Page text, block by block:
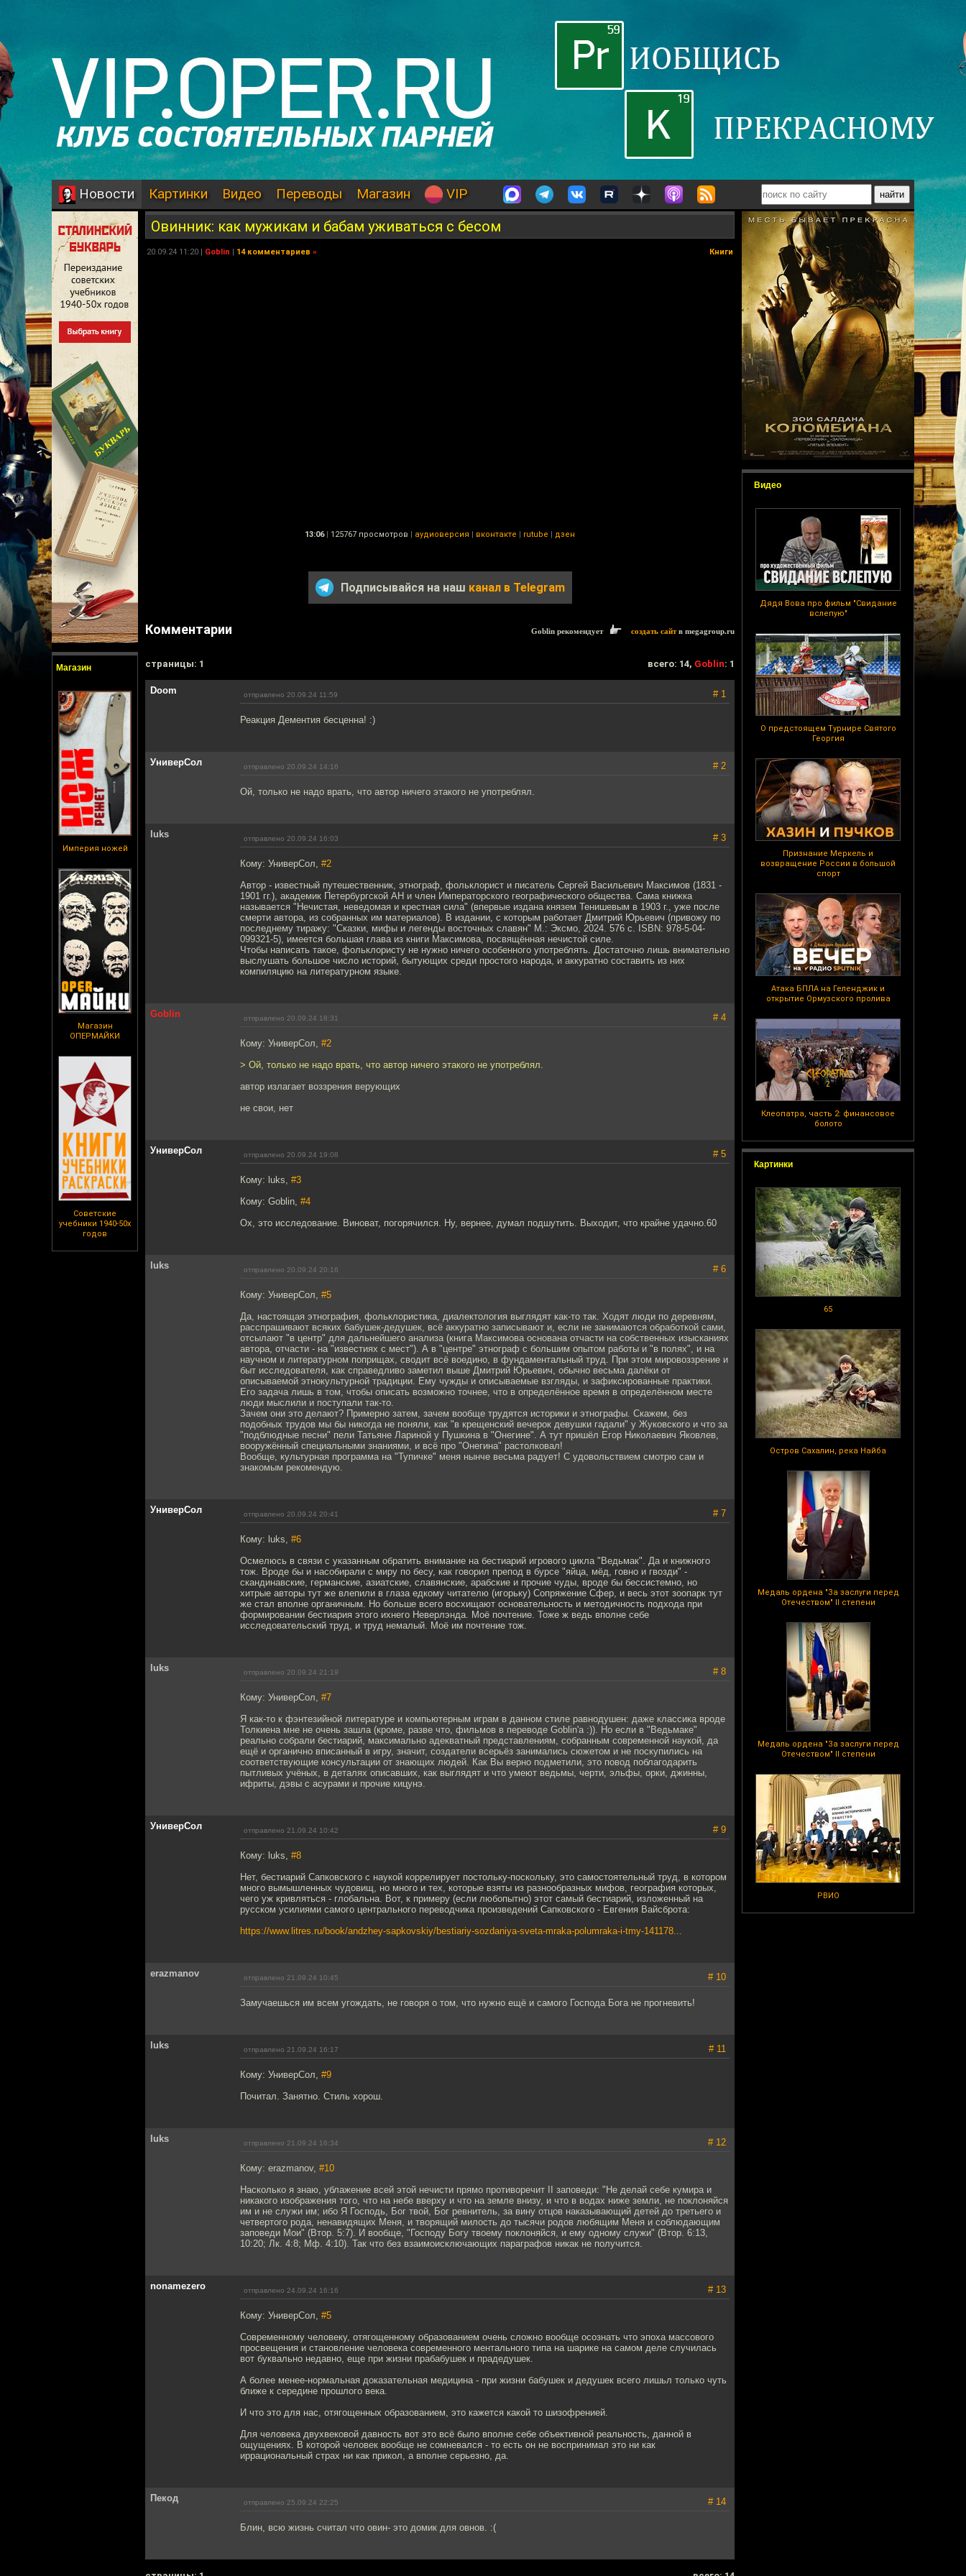
Новости Картинки Видео Переводы Магазин VIP
Магазин
Империя ножей
Магазин
ОПЕРМАЙКИ
Советские
учебники 1940-50х
годов
Видео
Дядя Вова про фильм "Свидание
вслепую"
О предстоящем Турнире Святого
Георгия
Признание Меркель и
возвращение России в большой
спорт
Атака БПЛА на Геленджик и
открытие Ормузского пролива
Клеопатра, часть 2: финансовое
болото
Картинки
65
Остров Сахалин, река Найба
Медаль ордена "За заслуги перед
Отечеством" II степени
Медаль ордена "За заслуги перед
Отечеством" II степени
РВИО
Овинник: как мужикам и бабам уживаться с бесом
20.09.24 11:20 | Goblin | 14 комментариев » Книги
13:06 | 125767 просмотров | аудиоверсия | вконтакте | rutube | дзен
Подписывайся на наш канал в Telegram
Комментарии Goblin рекомендует создать сайтв megagroup.ru
cтраницы: 1 всего: 14, Goblin: 1
Doom отправлено 20.09.24 11:59 # 1
Реакция Дементия бесценна! :)
УниверСол отправлено 20.09.24 14:16 # 2
Ой, только не надо врать, что автор ничего этакого не употреблял.
luks отправлено 20.09.24 16:03 # 3
Кому: УниверСол, #2
Автор - известный путешественник, этнограф, фольклорист и писатель Сергей Васильевич Максимов (1831 -
1901 гг.), академик Петербургской АН и член Императорского географического общества. Сама книжка
называется "Нечистая, неведомая и крестная сила" (впервые издана князем Тенишевым в 1903 г., уже после
смерти автора, из собранных им материалов). В издании, с которым работает Дмитрий Юрьевич (привожу по
последнему тиражу: "Сказки, мифы и легенды восточных славян" М.: Эксмо, 2024. 576 c. ISBN: 978-5-04-
099321-5), имеется большая глава из книги Максимова, посвящённая нечистой силе.
Чтобы написать такое, фольклористу не нужно ничего особенного употреблять. Достаточно лишь внимательно
выслушать большое число историй, бытующих среди простого народа, и аккуратно составить из них
компиляцию на литературном языке.
Goblin отправлено 20.09.24 18:31 # 4
Кому: УниверСол, #2
> Ой, только не надо врать, что автор ничего этакого не употреблял.
автор излагает воззрения верующих
не свои, нет
УниверСол отправлено 20.09.24 19:08 # 5
Кому: luks, #3
Кому: Goblin, #4
Ох, это исследование. Виноват, погорячился. Ну, вернее, думал подшутить. Выходит, что крайне удачно.60
luks отправлено 20.09.24 20:16 # 6
Кому: УниверСол, #5
Да, настоящая этнография, фольклористика, диалектология выглядят как-то так. Ходят люди по деревням,
расспрашивают всяких бабушек-дедушек, всё аккуратно записывают и, если не занимаются обработкой сами,
отсылают "в центр" для дальнейшего анализа (книга Максимова основана отчасти на собственных изысканиях
автора, отчасти - на "известиях с мест"). А в "центре" этнограф с большим опытом работы и "в полях", и на
научном и литературном поприщах, сводит всё воедино, в фундаментальный труд. При этом мировоззрение и
быт исследователя, как справедливо заметил выше Дмитрий Юрьевич, обычно весьма далёки от
описываемой этнокультурной традиции. Ему чужды и описываемые взгляды, и зафиксированные практики.
Его задача лишь в том, чтобы описать возможно точнее, что в определённое время в определённом месте
люди мыслили и поступали так-то.
Зачем они это делают? Примерно затем, зачем вообще трудятся историки и этнографы. Скажем, без
подобных трудов мы бы никогда не поняли, как "в крещенский вечерок девушки гадали" у Жуковского и что за
"подблюдные песни" пели Татьяне Лариной у Пушкина в "Онегине". А тут пришёл Егор Николаевич Яковлев,
вооружённый специальными знаниями, и всё про "Онегина" растолковал!
Вообще, культурная программа на "Тупичке" меня нынче весьма радует! С удовольствием смотрю сам и
знакомым рекомендую.
УниверСол отправлено 20.09.24 20:41 # 7
Кому: luks, #6
Осмелюсь в связи с указанным обратить внимание на бестиарий игрового цикла "Ведьмак". Да и книжного
тож. Вроде бы и насобирали с миру по бесу, как говорил препод в бурсе "яйца, мёд, говно и гвозди" -
скандинавские, германские, азиатские, славянские, арабские и прочие чуды, вроде бы бессистемно, но
хитрые авторы тут же влепили в глаза едкому читателю (игорьку) Сопряжение Сфер, и весь этот зоопарк тут
же стал вполне органичным. Но больше всего восхищают основательность и методичность подхода при
формировании бестиария этого ихнего Неверлэнда. Моё почтение. Тоже ж ведь вполне себе
исследовательский труд, и труд немалый. Моё им почтение тож.
luks отправлено 20.09.24 21:19 # 8
Кому: УниверСол, #7
Я как-то к фэнтезийной литературе и компьютерным играм в данном стиле равнодушен: даже классика вроде
Толкиена мне не очень зашла (кроме, разве что, фильмов в переводе Goblin'а :)). Но если в "Ведьмаке"
реально собрали бестиарий, максимально адекватный представлениям, собранным современной наукой, да
ещё и органично вписанный в игру, значит, создатели всерьёз занимались сюжетом и не поскупились на
соответствующие консультации от знающих людей. Как Вы верно подметили, это повод поблагодарить
пытливых учёных, в деталях описавших, как выглядят и что умеют ведьмы, черти, эльфы, орки, джинны,
ифриты, дэвы с асурами и прочие кицунэ.
УниверСол отправлено 21.09.24 10:42 # 9
Кому: luks, #8
Нет, бестиарий Сапковского с наукой коррелирует постольку-поскольку, это самостоятельный труд, в котором
много вымышленных чудовищ, но много и тех, которые взяты из разнообразных мифов, география которых,
чего уж кривляться - глобальна. Вот, к примеру (если любопытно) этот самый бестиарий, изложенный на
русском усилиями самого центрального переводчика произведений Сапковского - Евгения Вайсброта:
https://www.litres.ru/book/andzhey-sapkovskiy/bestiariy-sozdaniya-sveta-mraka-polumraka-i-tmy-141178...
erazmanov отправлено 21.09.24 10:45 # 10
Замучаешься им всем угождать, не говоря о том, что нужно ещё и самого Господа Бога не прогневить!
luks отправлено 21.09.24 16:17 # 11
Кому: УниверСол, #9
Почитал. Занятно. Стиль хорош.
luks отправлено 21.09.24 16:34 # 12
Кому: erazmanov, #10
Насколько я знаю, ублажение всей этой нечисти прямо противоречит II заповеди: "Не делай себе кумира и
никакого изображения того, что на небе вверху и что на земле внизу, и что в водах ниже земли, не поклоняйся
им и не служи им; ибо Я Господь, Бог твой, Бог ревнитель, за вину отцов наказывающий детей до третьего и
четвертого рода, ненавидящих Меня, и творящий милость до тысячи родов любящим Меня и соблюдающим
заповеди Мои" (Втор. 5:7). И вообще, "Господу Богу твоему поклоняйся, и ему одному служи" (Втор. 6:13,
10:20; Лк. 4:8; Мф. 4:10). Так что без взаимоисключающих параграфов никак не получится.
nonamezero отправлено 24.09.24 16:16 # 13
Кому: УниверСол, #5
Современному человеку, отягощенному образованием очень сложно вообще осознать что эпоха массового
просвещения и становление человека современного ментального типа на шарике на самом деле случилась
вот буквально недавно, еще при жизни прабабушек и прадедушек.
А более менее-нормальная доказательная медицина - при жизни бабушек и дедушек всего лишьл только чуть
ближе к середине прошлого века.
И что это для нас, отягощенных образованием, это кажется какой то шизофренией.
Для человека двухвековой давность вот это всё было вполне себе объективной реальность, данной в
ощущениях. В которой человек вообще не сомневался - то есть он не воспринимал это ни как
иррациональный страх ни как прикол, а вполне серьезно, да.
Пекод отправлено 25.09.24 22:25 # 14
Блин, всю жизнь считал что овин- это домик для овнов. :(